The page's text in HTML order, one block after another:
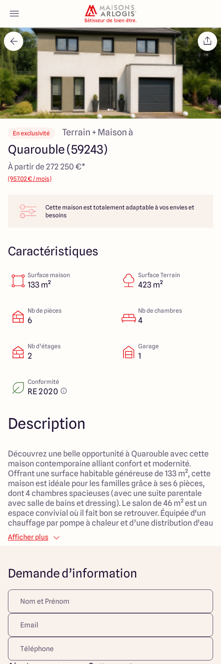
Accueil
Nos maisons
Nos annonces
Votre projet
Qui sommes-nous
Maisons ARLOGIS Nord
4.4 4.8
En exclusivité Terrain + Maison à
Quarouble (59243)
À partir de 272 250 €*
(957.02 € / mois)
Cette maison est totalement adaptable à vos envies et
besoins
Caractéristiques
Surface maison
133 m²
Surface Terrain
423 m²
Nb de pièces
6
Nb de chambres
4
Nb d’étages
2
Garage
1
Conformité
RE 2020
Description
Découvrez une belle opportunité à Quarouble avec cette
maison contemporaine alliant confort et modernité.
Offrant une surface habitable généreuse de 133 m², cette
maison est idéale pour les familles grâce à ses 6 pièces,
dont 4 chambres spacieuses (avec une suite parentale
avec salle de bains et dressing). Le salon de 46 m² est un
espace convivial où il fait bon se retrouver. Équipée d'un
chauffage par pompe à chaleur et d’une distribution d'eau
chaude individuelle, cette propriété assure un cadre de
vie agréable tout au long de l'année. Son garage ajoute
paisible, idéalement situé en campagne avec une
exposition sud-ouest, promettant beaucoup de
luminosité. Proche de plusieurs commodités telles que
des écoles, des commerces et des espaces verts, cette
maison saura séduire ceux qui recherchent un cadre
calme tout en restant connecté à la vie urbaine.
N’attendez plus pour découvrir ce bien rare qui allie tous
les atouts pour un avenir serein en famille.
Afficher plus
Demande d’information